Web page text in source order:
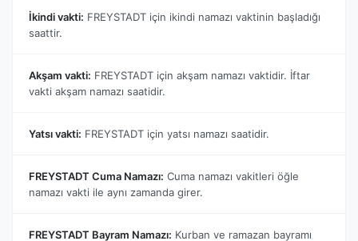
İkindi vakti: FREYSTADT için ikindi namazı vaktinin başladığı
saattir.
Akşam vakti: FREYSTADT için akşam namazı vaktidir. İftar
vakti akşam namazı saatidir.
Yatsı vakti: FREYSTADT için yatsı namazı saatidir.
FREYSTADT Cuma Namazı: Cuma namazı vakitleri öğle
namazı vakti ile aynı zamanda girer.
FREYSTADT Bayram Namazı: Kurban ve ramazan bayramı